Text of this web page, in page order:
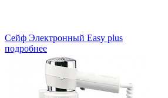
Сейф Электронный Easy plus
подробнее